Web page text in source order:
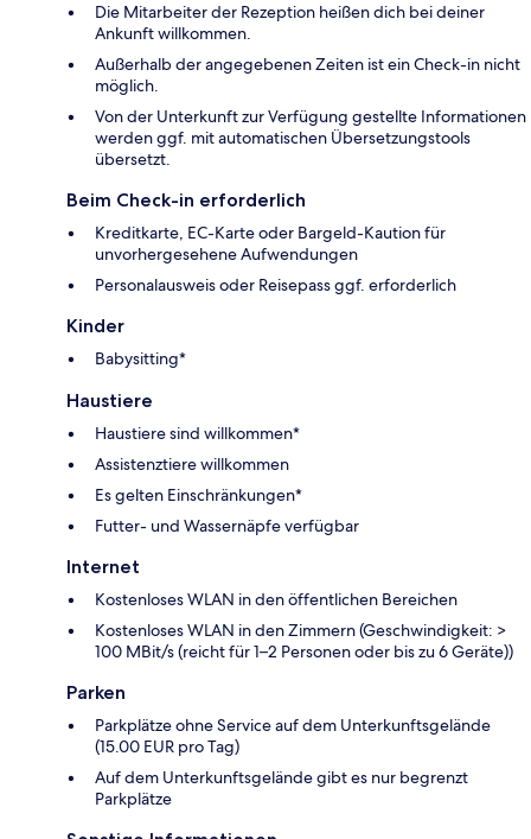
Die Mitarbeiter der Rezeption heißen dich bei deiner
Ankunft willkommen.
Außerhalb der angegebenen Zeiten ist ein Check-in nicht
möglich.
Von der Unterkunft zur Verfügung gestellte Informationen
werden ggf. mit automatischen Übersetzungstools
übersetzt.
Beim Check-in erforderlich
Kreditkarte, EC-Karte oder Bargeld-Kaution für
unvorhergesehene Aufwendungen
Personalausweis oder Reisepass ggf. erforderlich
Kinder
Babysitting*
Haustiere
Haustiere sind willkommen*
Assistenztiere willkommen
Es gelten Einschränkungen*
Futter- und Wassernäpfe verfügbar
Internet
Kostenloses WLAN in den öffentlichen Bereichen
Kostenloses WLAN in den Zimmern (Geschwindigkeit: >
100 MBit/s (reicht für 1–2 Personen oder bis zu 6 Geräte))
Parken
Parkplätze ohne Service auf dem Unterkunftsgelände
(15.00 EUR pro Tag)
Auf dem Unterkunftsgelände gibt es nur begrenzt
Parkplätze